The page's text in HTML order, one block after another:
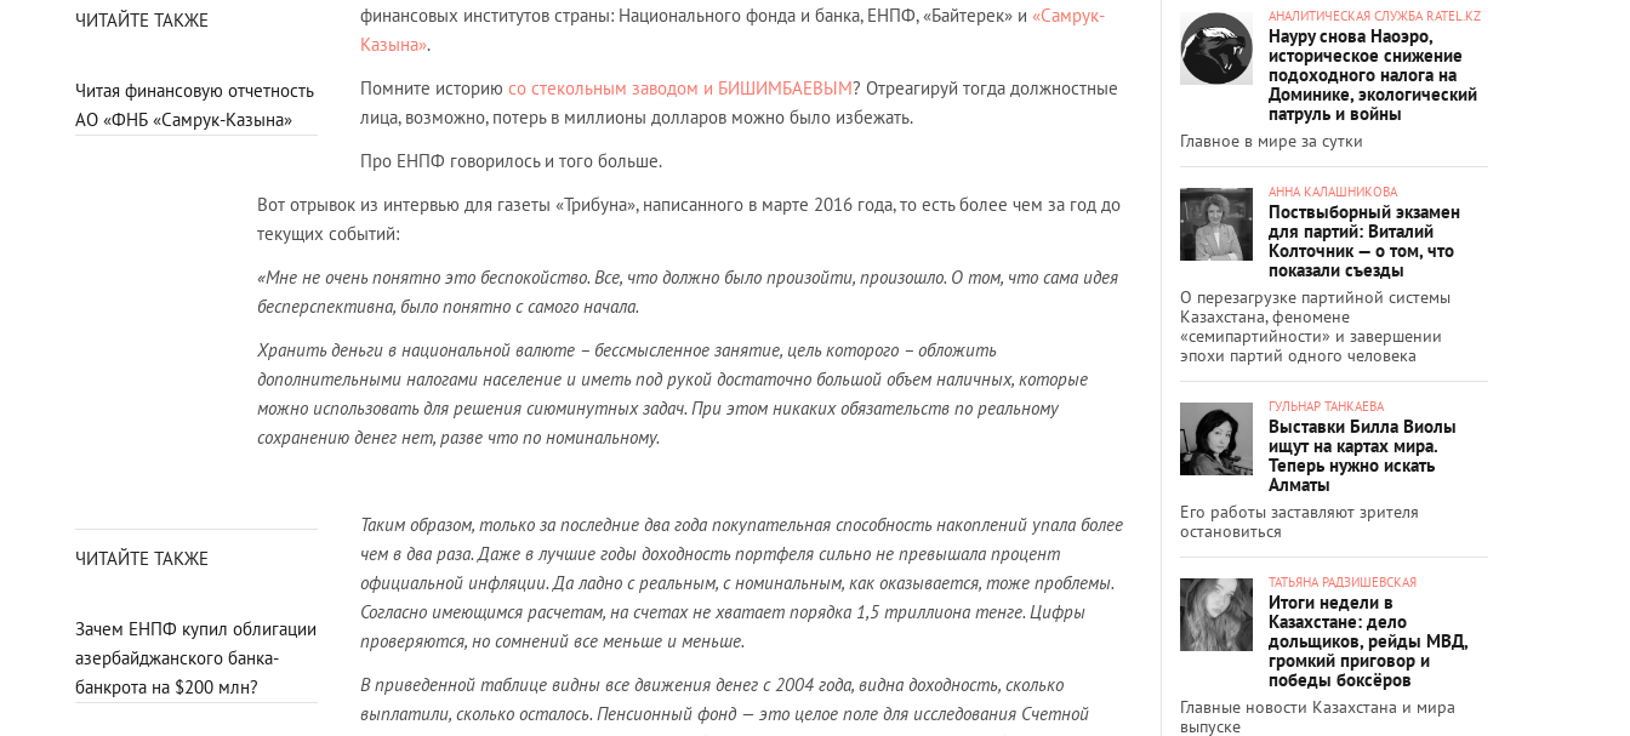
ЧИТАЙТЕ ТАКЖЕ
Читая финансовую отчетность
АО «ФНБ «Самрук-Казына»
финансовых институтов страны: Национального фонда и банка, ЕНПФ, «Байтерек» и «Самрук-
Казына».
Помните историю со стекольным заводом и БИШИМБАЕВЫМ? Отреагируй тогда должностные
лица, возможно, потерь в миллионы долларов можно было избежать.
Про ЕНПФ говорилось и того больше.
Вот отрывок из интервью для газеты «Трибуна», написанного в марте 2016 года, то есть более чем за год до
текущих событий:
«Мне не очень понятно это беспокойство. Все, что должно было произойти, произошло. О том, что сама идея
бесперспективна, было понятно с самого начала.
Хранить деньги в национальной валюте – бессмысленное занятие, цель которого – обложить
дополнительными налогами население и иметь под рукой достаточно большой объем наличных, которые
можно использовать для решения сиюминутных задач. При этом никаких обязательств по реальному
сохранению денег нет, разве что по номинальному.
ЧИТАЙТЕ ТАКЖЕ
Зачем ЕНПФ купил облигации
азербайджанского банка-
банкрота на $200 млн?
Таким образом, только за последние два года покупательная способность накоплений упала более
чем в два раза. Даже в лучшие годы доходность портфеля сильно не превышала процент
официальной инфляции. Да ладно с реальным, с номинальным, как оказывается, тоже проблемы.
Согласно имеющимся расчетам, на счетах не хватает порядка 1,5 триллиона тенге. Цифры
проверяются, но сомнений все меньше и меньше.
В приведенной таблице видны все движения денег с 2004 года, видна доходность, сколько
выплатили, сколько осталось. Пенсионный фонд — это целое поле для исследования Счетной
АНАЛИТИЧЕСКАЯ СЛУЖБА RATEL.KZ
Науру снова Наоэро,
историческое снижение
подоходного налога на
Доминике, экологический
патруль и войны
Главное в мире за сутки
АННА КАЛАШНИКОВА
Поствыборный экзамен
для партий: Виталий
Колточник — о том, что
показали съезды
О перезагрузке партийной системы
Казахстана, феномене
«семипартийности» и завершении
эпохи партий одного человека
ГУЛЬНАР ТАНКАЕВА
Выставки Билла Виолы
ищут на картах мира.
Теперь нужно искать
Алматы
Его работы заставляют зрителя
остановиться
ТАТЬЯНА РАДЗИШЕВСКАЯ
Итоги недели в
Казахстане: дело
дольщиков, рейды МВД,
громкий приговор и
победы боксёров
Главные новости Казахстана и мира
выпуске